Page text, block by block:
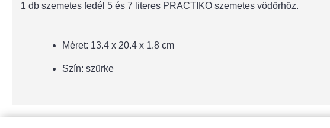
1 db szemetes fedél 5 és 7 literes PRACTIKO szemetes vödörhöz.
Méret: 13.4 x 20.4 x 1.8 cm
Szín: szürke